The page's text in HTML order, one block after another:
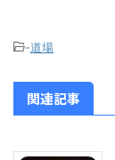
-道場
関連記事